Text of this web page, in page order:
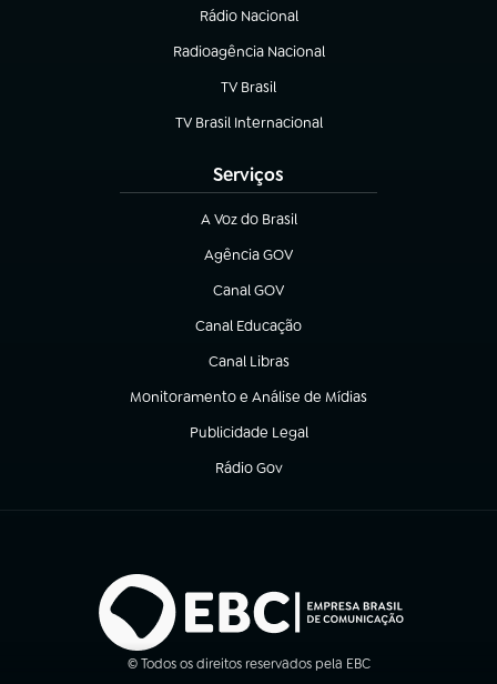
Rádio Nacional
(abre em nova aba)
Radioagência Nacional
(abre em nova aba)
TV Brasil
(abre em nova aba)
TV Brasil Internacional
(abre em nova aba)
Serviços
A Voz do Brasil
(abre em nova aba)
Agência GOV
(abre em nova aba)
Canal GOV
(abre em nova aba)
Canal Educação
(abre em nova aba)
Canal Libras
(abre em nova aba)
Monitoramento e Análise de Mídias
(abre em nova aba)
Publicidade Legal
(abre em nova aba)
Rádio Gov
(abre em nova aba)
© Todos os direitos reservados pela EBC